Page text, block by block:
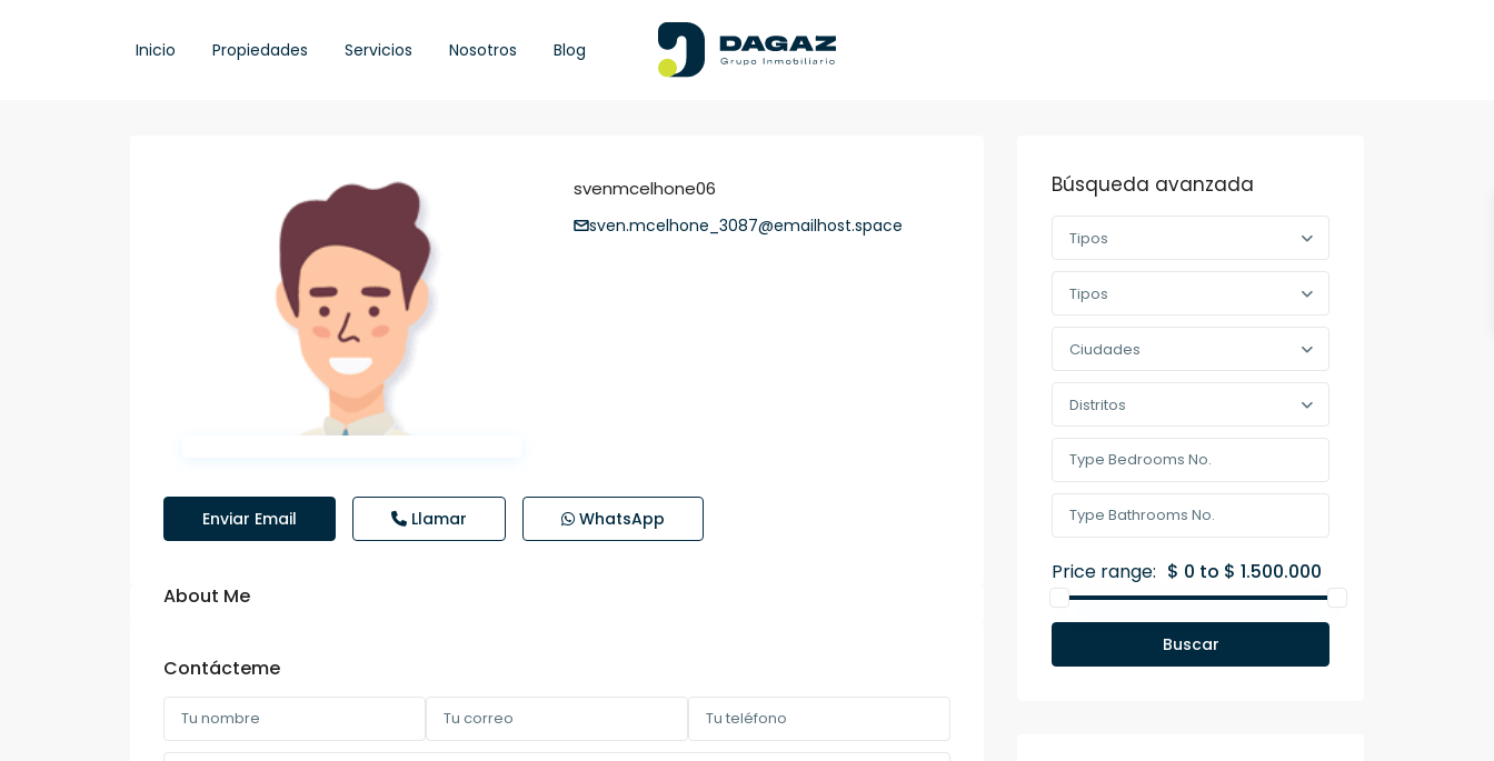
Inicio Propiedades Servicios Nosotros Blog
svenmcelhone06
sven.mcelhone_3087@emailhost.space
Enviar Email Llamar WhatsApp
About Me
Contácteme
Búsqueda avanzada
Tipos
Tipos
Ciudades
Distritos
Price range: $ 0 to $ 1.500.000
Buscar